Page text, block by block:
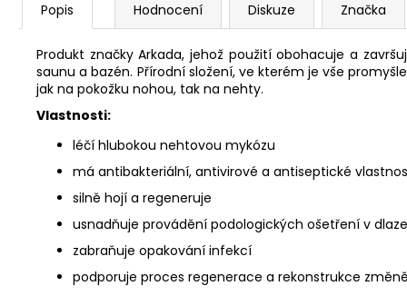
Popis Hodnocení Diskuze Značka
Produkt značky Arkada, jehož použití obohacuje a
saunu a bazén. Přírodní složení, ve kterém je vše
jak na pokožku nohou, tak na nehty.
Vlastnosti:
léčí hlubokou nehtovou mykózu
má antibakteriální, antivirové a antiseptické
silně hojí a regeneruje
usnadňuje provádění podologických ošetření v dlaze
zabraňuje opakování infekcí
podporuje proces regenerace a rekonstrukce